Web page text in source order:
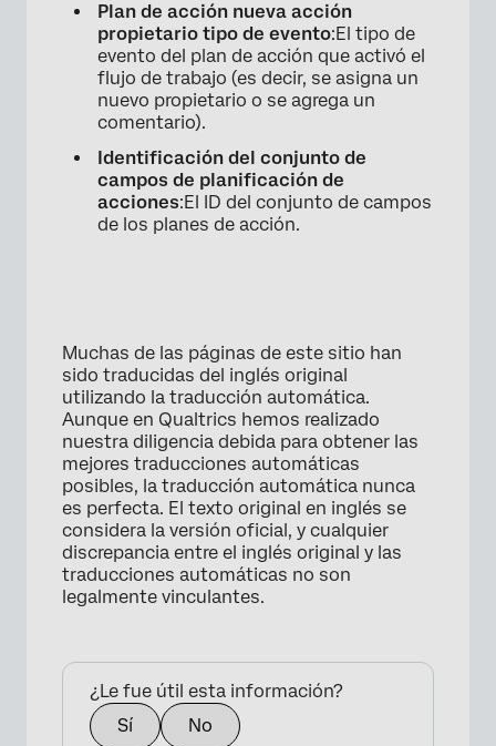
Plan de acción nueva acción
propietario tipo de evento:El tipo de
evento del plan de acción que activó el
flujo de trabajo (es decir, se asigna un
nuevo propietario o se agrega un
comentario).
Identificación del conjunto de
campos de planificación de
acciones:El ID del conjunto de campos
de los planes de acción.
Muchas de las páginas de este sitio han
sido traducidas del inglés original
utilizando la traducción automática.
Aunque en Qualtrics hemos realizado
nuestra diligencia debida para obtener las
mejores traducciones automáticas
posibles, la traducción automática nunca
es perfecta. El texto original en inglés se
considera la versión oficial, y cualquier
discrepancia entre el inglés original y las
traducciones automáticas no son
legalmente vinculantes.
¿Le fue útil esta información?
Sí
No